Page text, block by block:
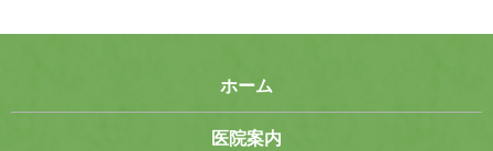
ホーム
医院案内